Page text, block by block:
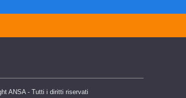
ANSA - Tutti i diritti riservati